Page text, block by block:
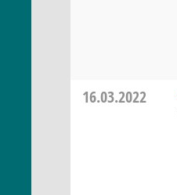
16.03.2022